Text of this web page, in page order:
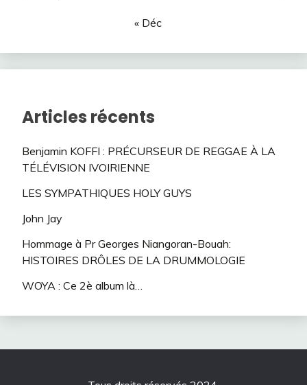
« Déc
Articles récents
Benjamin KOFFI : PRÉCURSEUR DE REGGAE À LA
TÉLÉVISION IVOIRIENNE
LES SYMPATHIQUES HOLY GUYS
John Jay
Hommage à Pr Georges Niangoran-Bouah:
HISTOIRES DRÔLES DE LA DRUMMOLOGIE
WOYA : Ce 2è album là…